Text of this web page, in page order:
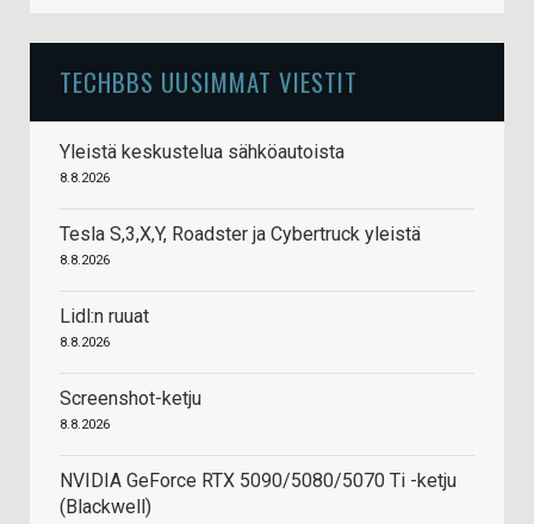
TECHBBS UUSIMMAT VIESTIT
Yleistä keskustelua sähköautoista
8.8.2026
Tesla S,3,X,Y, Roadster ja Cybertruck yleistä
8.8.2026
Lidl:n ruuat
8.8.2026
Screenshot-ketju
8.8.2026
NVIDIA GeForce RTX 5090/5080/5070 Ti -ketju
(Blackwell)